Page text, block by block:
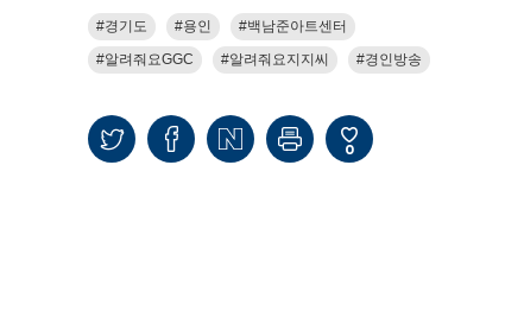
경기도 용인
백남준아트센터
알려줘요GGC
알려줘요지지씨 경인방송
0